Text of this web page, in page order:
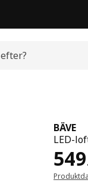
BÄVE
LED-
549